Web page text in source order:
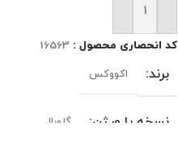
افزودن به سبد خرید
کد انحصاری محصول : 16563
برند اکووکس
نسخه یا ورژن گلوبال